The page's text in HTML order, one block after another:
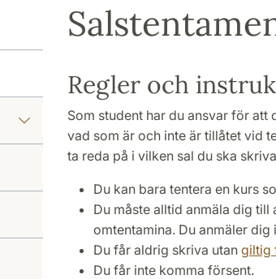
Regler och
Som student har du ansvar för
vad som är och inte är tillåtet vid
ta reda på i vilken sal du ska
Du kan bara tentera en kurs
Du måste alltid anmäla dig
omtentamina. Du anmäler dig
Du får aldrig skriva utan giltig
Du får inte komma försent.